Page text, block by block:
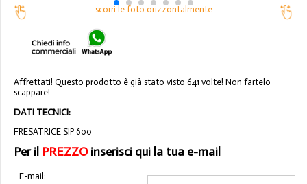
scorri le foto orizzontalmente
Affrettati! Questo prodotto è già stato visto 641 volte! Non fartelo
scappare!
DATI TECNICI:
FRESATRICE SIP 600
Per il PREZZOinserisci qui la tua e-mail
E-mail: